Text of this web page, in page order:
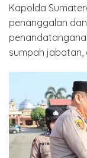
Kapolda
penanggalan
sumpah